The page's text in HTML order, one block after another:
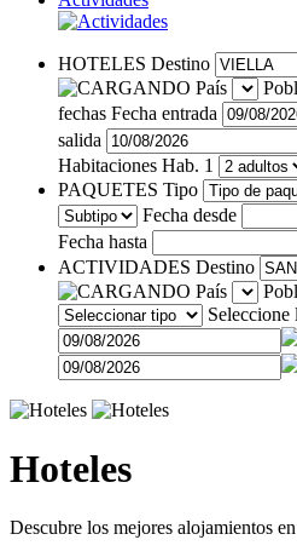
HOTELES Destino
País
fechas Fecha entrada
salida
Habitaciones Hab. 1
PAQUETES Tipo
Fecha desde
Fecha hasta
ACTIVIDADES Destino
País
Seleccione
Hoteles
Descubre los mejores alojamientos